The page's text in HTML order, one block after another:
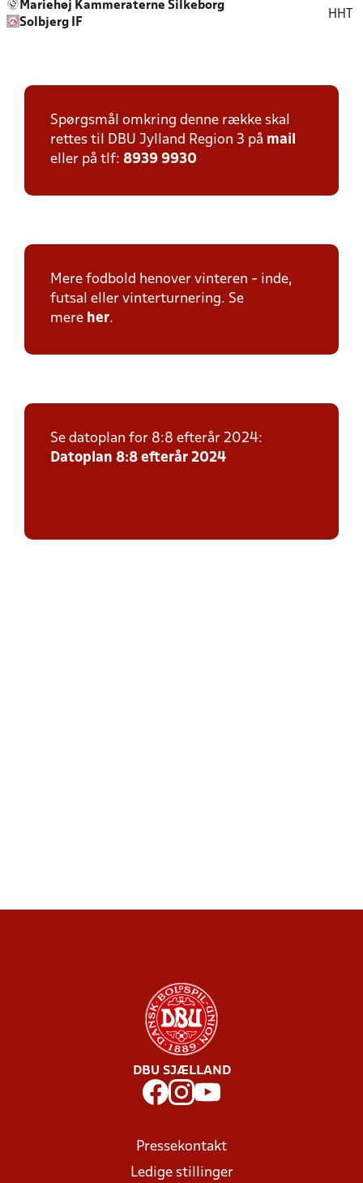
Mariehøj Kammeraterne Silkeborg
Solbjerg IF
HHT
Spørgsmål omkring denne række skal
rettes til DBU Jylland Region 3 på mail
eller på tlf: 8939 9930
Mere fodbold henover vinteren - inde,
futsal eller vinterturnering. Se
mere her.
Se datoplan for 8:8 efterår 2024:
Datoplan 8:8 efterår 2024
DBU SJÆLLAND
Pressekontakt
Ledige stillinger